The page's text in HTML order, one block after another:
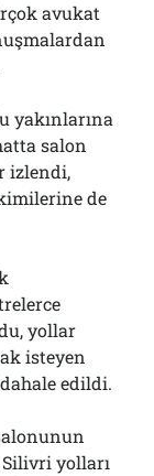
avukat
yakınlarına
salon
izlendi,
de
yollar
isteyen
edildi.
yolları